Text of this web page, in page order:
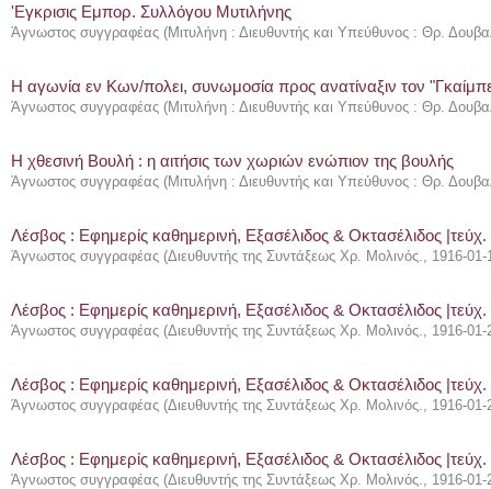
'Εγκρισις Εμπορ. Συλλόγου Μυτιλήνης
Άγνωστος συγγραφέας (Μιτυλήνη : Διευθυντής και Υπεύθυνος : Θρ.
Η αγωνία εν Κων/πολει, συνωμοσία προς ανατίναξιν τον
Άγνωστος συγγραφέας (Μιτυλήνη : Διευθυντής και Υπεύθυνος : Θρ.
Η χθεσινή Βουλή : η αιτήσις των χωριών ενώπιον της βουλής
Άγνωστος συγγραφέας (Μιτυλήνη : Διευθυντής και Υπεύθυνος : Θρ.
Λέσβος : Eφημερίς καθημερινή, Εξασέλιδος & Οκτασέλιδος
Άγνωστος συγγραφέας (Διευθυντής της Συντάξεως Χρ. Μολινός., 1916-01-
Λέσβος : Eφημερίς καθημερινή, Εξασέλιδος & Οκτασέλιδος
Άγνωστος συγγραφέας (Διευθυντής της Συντάξεως Χρ. Μολινός., 1916-01-
Λέσβος : Eφημερίς καθημερινή, Εξασέλιδος & Οκτασέλιδος
Άγνωστος συγγραφέας (Διευθυντής της Συντάξεως Χρ. Μολινός., 1916-01-
Λέσβος : Eφημερίς καθημερινή, Εξασέλιδος & Οκτασέλιδος
Άγνωστος συγγραφέας (Διευθυντής της Συντάξεως Χρ. Μολινός., 1916-01-